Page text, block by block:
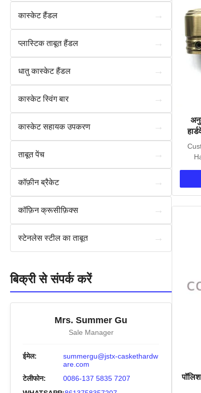
कास्केट हैंडल →
प्लास्टिक ताबूत हैंडल →
धातु कास्केट हैंडल →
कास्केट स्विंग बार →
कास्केट सहायक उपकरण →
ताबूत पेंच →
कॉफ़ीन ब्रैकेट →
कॉफ़िन क्रूसीफ़िक्स →
स्टेनलेस स्टील का ताबूत →
बिक्री से संपर्क करें
Mrs. Summer Gu
Sale Manager
ईमेल:
summergu@jstx-caskethardw
are.com
टेलीफोन:
0086-137 5835 7207